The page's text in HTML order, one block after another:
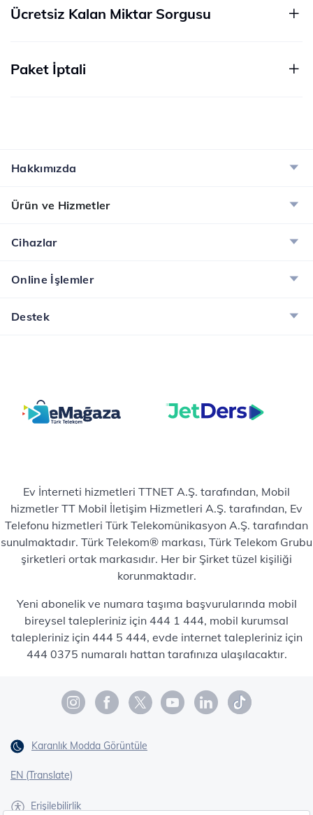
Ücretsiz Kalan Miktar Sorgusu
Paket İptali
Hakkımızda
Ürün ve Hizmetler
Cihazlar
Online İşlemler
Destek
Ev İnterneti hizmetleri TTNET A.Ş. tarafından, Mobil
hizmetler TT Mobil İletişim Hizmetleri A.Ş. tarafından, Ev
Telefonu hizmetleri Türk Telekomünikasyon A.Ş. tarafından
sunulmaktadır. Türk Telekom® markası, Türk Telekom Grubu
şirketleri ortak markasıdır. Her bir Şirket tüzel kişiliği
korunmaktadır.
Yeni abonelik ve numara taşıma başvurularında mobil
bireysel talepleriniz için 444 1 444, mobil kurumsal
talepleriniz için 444 5 444, evde internet talepleriniz için
444 0375 numaralı hattan tarafınıza ulaşılacaktır.
Karanlık Modda Görüntüle
EN (Translate)
Erişilebilirlik